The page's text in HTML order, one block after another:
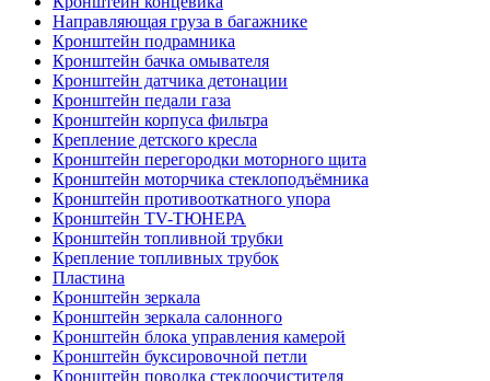
Направляющая груза в багажнике
Кронштейн подрамника
Кронштейн бачка омывателя
Кронштейн датчика детонации
Кронштейн педали газа
Кронштейн корпуса фильтра
Крепление детского кресла
Кронштейн перегородки моторного щита
Кронштейн моторчика стеклоподъёмника
Кронштейн противооткатного упора
Кронштейн TV-ТЮНЕРА
Кронштейн топливной трубки
Крепление топливных трубок
Пластина
Кронштейн зеркала
Кронштейн зеркала салонного
Кронштейн блока управления камерой
Кронштейн буксировочной петли
Кронштейн поводка стеклоочистителя